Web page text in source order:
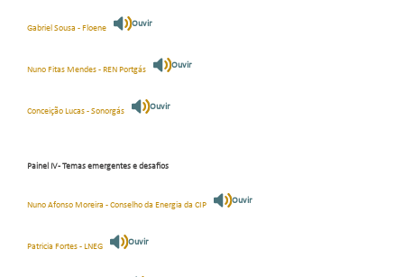
Gabriel Sousa - Floene Ouvir
Nuno Fitas Mendes - REN Portgás Ouvir
Conceição Lucas - Sonorgás Ouvir
Painel IV - Temas emergentes e desafios
Nuno Afonso Moreira - Conselho da Energia da CIP Ouvir
Patricia Fortes - LNEG Ouvir